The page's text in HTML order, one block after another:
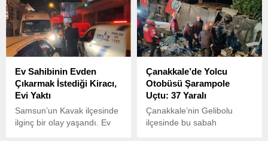
Ev Sahibinin Evden
Çıkarmak İstediği Kiracı,
Evi Yaktı
Samsun’un Kavak ilçesinde
ilginç bir olay yaşandı. Ev
Çanakkale’de Yolcu
Otobüsü Şarampole
Uçtu: 37 Yaralı
Çanakkale’nin Gelibolu
ilçesinde bu sabah